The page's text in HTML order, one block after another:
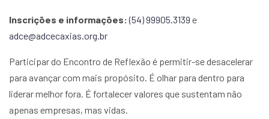
Inscrições e informações: (54) 99905.3139 e
adce@adcecaxias.org.br
Participar do Encontro de Reflexão é permitir-se desacelerar
para avançar com mais propósito. É olhar para dentro para
liderar melhor fora. É fortalecer valores que sustentam não
apenas empresas, mas vidas.